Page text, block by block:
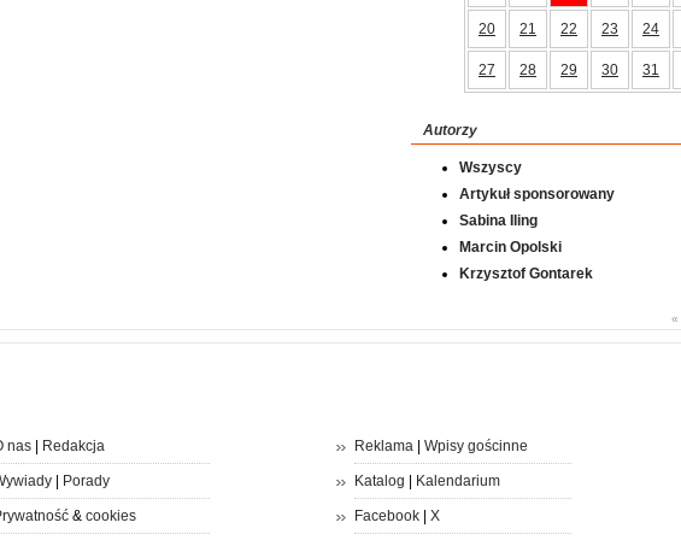
20 21 22 23 24
27 28 29 30 31
Autorzy
Wszyscy
Artykuł sponsorowany
Sabina Iling
Marcin Opolski
Krzysztof Gontarek
«
nas| Redakcja
| Porady
& cookies
Reklama| Wpisy gościnne
Katalog Kalendarium
Facebook| X